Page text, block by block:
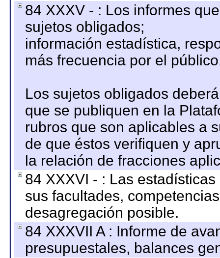
84 XXXV - : Los informes
sujetos obligados;
información estadística,
más frecuencia por el
Los sujetos obligados
que se publiquen en la
rubros que son aplicables a
de que éstos verifiquen y
la relación de fracciones
84 XXXVI - : Las
sus facultades,
desagregación posible.
84 XXXVII A : Informe de
presupuestales, balances